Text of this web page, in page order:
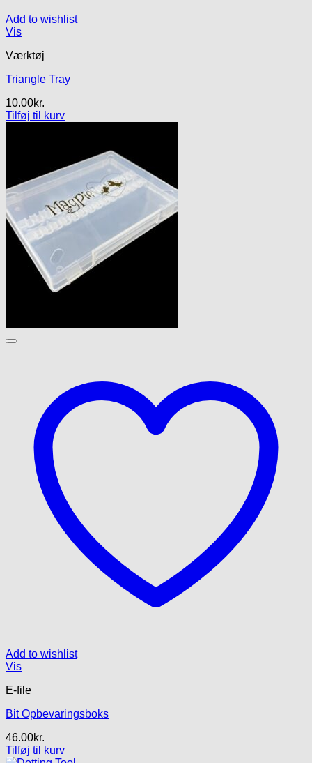
Add to wishlist
Vis
Værktøj
Triangle Tray
10.00kr.
Tilføj til kurv
Add to wishlist
Vis
E-file
Bit Opbevaringsboks
46.00kr.
Tilføj til kurv